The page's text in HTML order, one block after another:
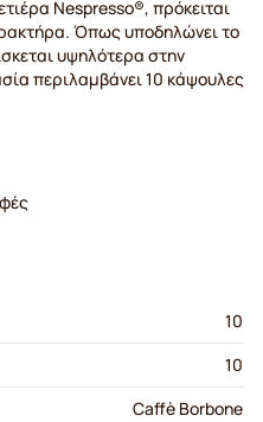
Nespresso®, πρόκειται
Όπως υποδηλώνει το
υψηλότερα στην
περιλαμβάνει 10 κάψουλες
10
10
Caffè Borbone